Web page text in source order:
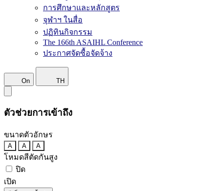
การศึกษาและหลักสูตร
จุฬาฯ ในสื่อ
ปฏิทินกิจกรรม
The 166th ASAIHL Conference
ประกาศจัดซื้อจัดจ้าง
On TH
ตัวช่วยการเข้าถึง
ขนาดตัวอักษร
A A A
โหมดสีตัดกันสูง
ปิด
เปิด